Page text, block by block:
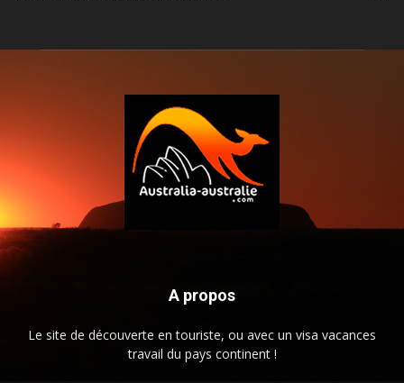
A propos
Le site de découverte en touriste, ou avec un visa vacances
travail du pays continent !